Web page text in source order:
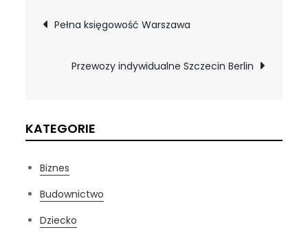
Nawigacja
wpisu
Pełna księgowość Warszawa
Przewozy indywidualne Szczecin Berlin
KATEGORIE
Biznes
Budownictwo
Dziecko